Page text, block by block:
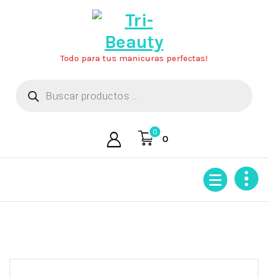
Todo para tus manicuras perfectas!
productos
0
0